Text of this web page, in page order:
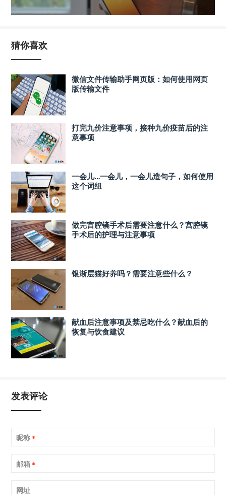
猜你喜欢
微信文件传输助手网页版：如何使用网页
版传输文件
打完九价注意事项，接种九价疫苗后的注
意事项
一会儿…一会儿，一会儿造句子，如何使用
这个词组
做完宫腔镜手术后需要注意什么？宫腔镜
手术后的护理与注意事项
银渐层猫好养吗？需要注意些什么？
献血后注意事项及禁忌吃什么？献血后的
恢复与饮食建议
发表评论
昵称 *
邮箱 *
网址